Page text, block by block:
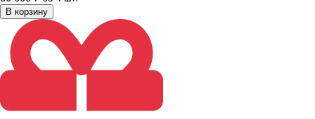
В корзину